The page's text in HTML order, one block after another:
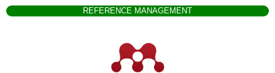
REFERENCE MANAGEMENT